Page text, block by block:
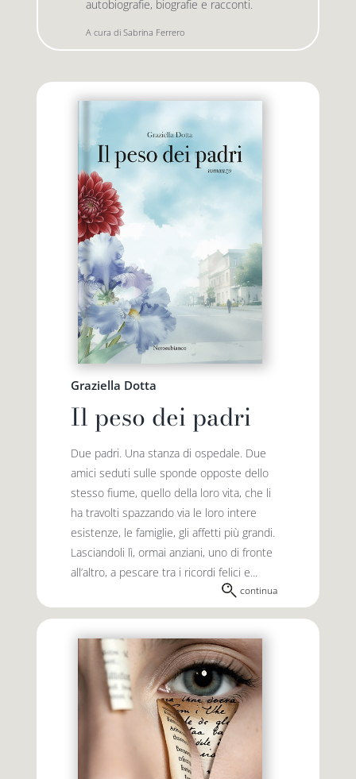
le onde
i fuori collana
Premio letterario Giallovalle
il tuo carrello
autobiografie, biografie e racconti.
A cura di Sabrina Ferrero
Graziella Dotta
Il peso dei padri
Due padri. Una stanza di ospedale. Due
amici seduti sulle sponde opposte dello
stesso fiume, quello della loro vita, che li
ha travolti spazzando via le loro intere
esistenze, le famiglie, gli affetti più grandi.
Lasciandoli lì, ormai anziani, uno di fronte
all’altro, a pescare tra i ricordi felici e...
continua